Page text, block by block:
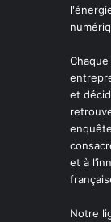
et
et à
Notre